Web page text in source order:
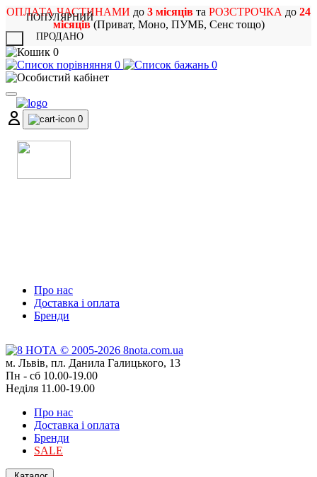
ОПЛАТА ЧАСТИНАМИ до 3 місяців та РОЗСТРОЧКА до 24
місяців(Приват, Моно, ПУМБ, Сенс тощо)
0
0
0
0
Про нас
Доставка і оплата
Бренди
м. Львів, пл. Данила Галицького, 13
Пн - сб 10.00-19.00
Неділя 11.00-19.00
Про нас
Доставка і оплата
Бренди
SALE
ПОПУЛЯРНИЙ
ПРОДАНО